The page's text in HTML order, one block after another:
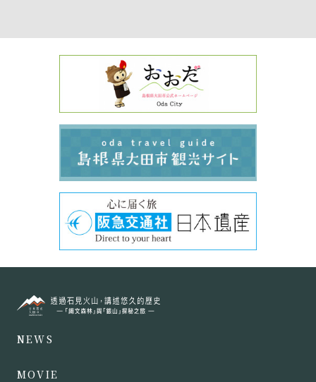
NEWS
MOVIE